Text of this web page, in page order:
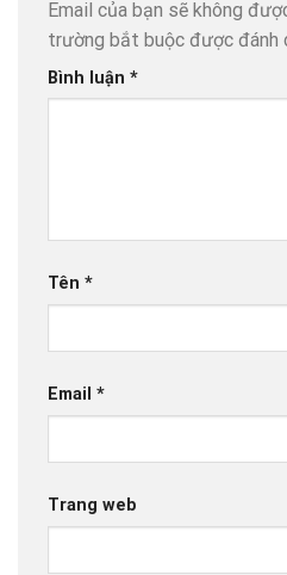
Email của bạn sẽ không
trường bắt buộc được đánh
Bình luận *
Tên *
Email *
Trang web